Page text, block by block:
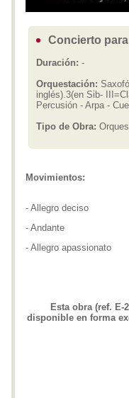
Concierto
Duración: -
Orquestación:
inglés).3(en Sib-
Percusión - Arpa -
Tipo de Obra:
Movimientos:
- Allegro deciso
- Andante
- Allegro apassionato
Esta obra (ref. E-
disponible en forma